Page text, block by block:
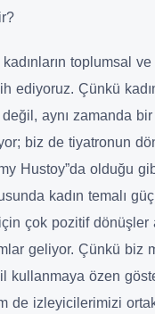
kadınların toplumsal
ediyoruz. Çünkü
aynı zamanda
biz de tiyatronun
Hustoy”da olduğu
kadın temalı
çok pozitif
geliyor. Çünkü biz
kullanmaya özen
de izleyicilerimizi